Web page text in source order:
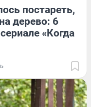
постареть,
дерево: 6
«Когда